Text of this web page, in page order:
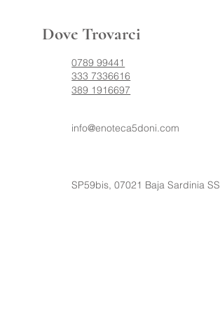
Dove Trovarci
0789 99441
333 7336616
389 1916697
info@enoteca5doni.com
SP59bis, 07021 Baja Sardinia SS